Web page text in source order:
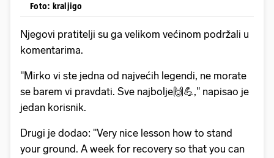
Foto: kraljigo
Njegovi pratitelji su ga velikom većinom podržali u
komentarima.
"Mirko vi ste jedna od najvećih legendi, ne morate
se barem vi pravdati. Sve najbolje🙌💪," napisao je
jedan korisnik.
Drugi je dodao: "Very nice lesson how to stand
your ground. A week for recovery so that you can